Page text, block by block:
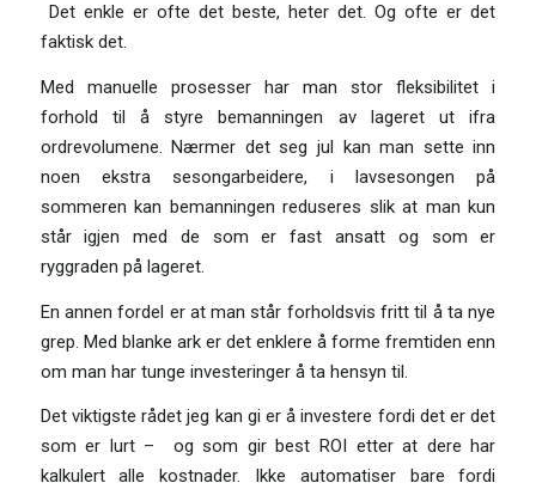
Det enkle er ofte det beste, heter det. Og ofte er det
faktisk det.
Med manuelle prosesser har man stor fleksibilitet i
forhold til å styre bemanningen av lageret ut ifra
ordrevolumene. Nærmer det seg jul kan man sette inn
noen ekstra sesongarbeidere, i lavsesongen på
sommeren kan bemanningen reduseres slik at man kun
står igjen med de som er fast ansatt og som er
ryggraden på lageret.
En annen fordel er at man står forholdsvis fritt til å ta nye
grep. Med blanke ark er det enklere å forme fremtiden enn
om man har tunge investeringer å ta hensyn til.
Det viktigste rådet jeg kan gi er å investere fordi det er det
som er lurt – og som gir best ROI etter at dere har
kalkulert alle kostnader. Ikke automatiser bare fordi